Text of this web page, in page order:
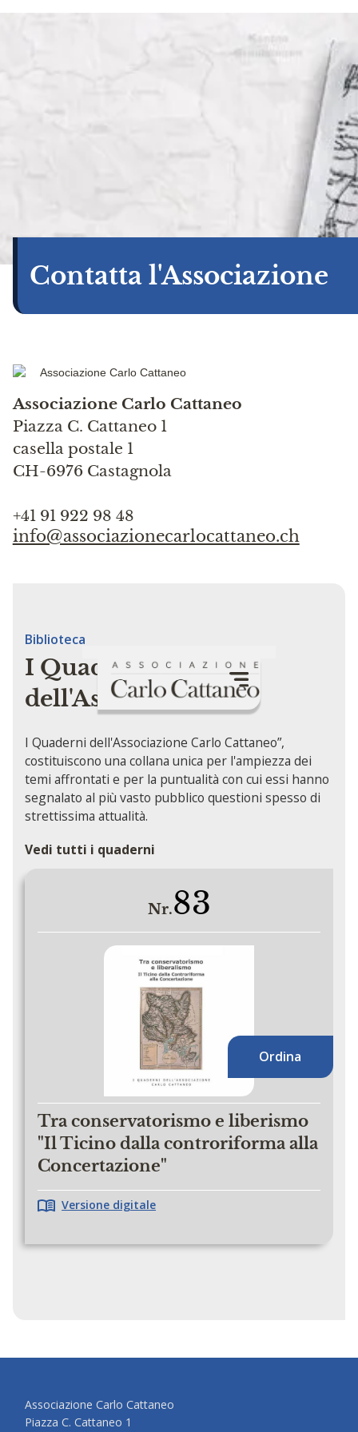
Contatta l'Associazione
Associazione Carlo Cattaneo
Piazza C. Cattaneo 1
casella postale 1
CH-6976 Castagnola
+41 91 922 98 48
info@associazionecarlocattaneo.ch
Biblioteca
I Quaderni
dell'Associazione
I Quaderni dell'Associazione Carlo Cattaneo”,
costituiscono una collana unica per l'ampiezza dei
temi affrontati e per la puntualità con cui essi hanno
segnalato al più vasto pubblico questioni spesso di
strettissima attualità.
Vedi tutti i quaderni
Nr.83
Tra conservatorismo e liberismo
"Il Ticino dalla controriforma alla
Concertazione"
Versione digitale
Ordina
Associazione Carlo Cattaneo
Piazza C. Cattaneo 1